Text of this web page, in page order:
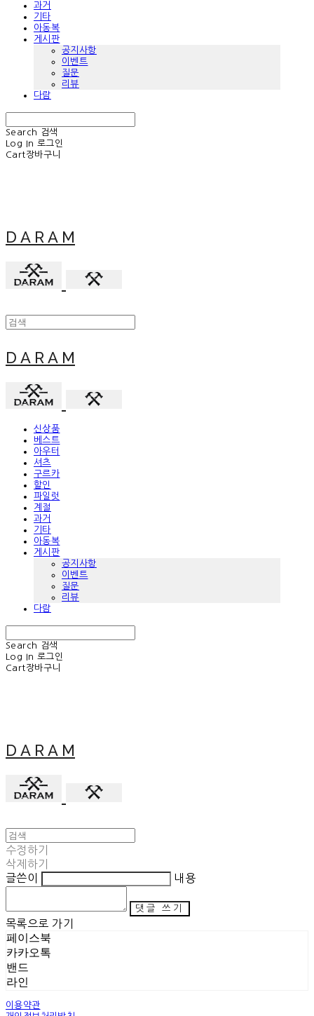
과거
기타
아동복
게시판
공지사항
이벤트
질문
리뷰
다람
Search
검색
Log In 로그인
Cart장바구니
D A R A M
D A R A M
신상품
베스트
아우터
셔츠
구르카
할인
파일럿
계절
과거
기타
아동복
게시판
공지사항
이벤트
질문
리뷰
다람
Search
검색
Log In 로그인
Cart장바구니
D A R A M
수정하기
삭제하기
글쓴이
내용
댓글 쓰기
목록으로 가기
페이스북
카카오톡
밴드
라인
이용약관